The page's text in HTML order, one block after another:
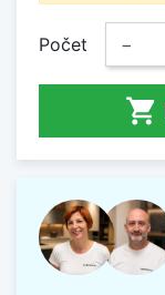
Počet −
